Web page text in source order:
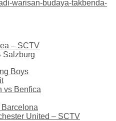
warisan-budaya-takbenda-
– SCTV
Salzburg
Boys
vs Benfica
United – SCTV